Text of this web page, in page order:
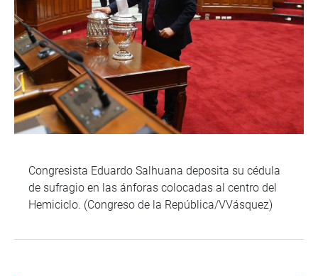
Congresista Eduardo Salhuana deposita su cédula
de sufragio en las ánforas colocadas al centro del
Hemiciclo. (Congreso de la República/VVásquez)